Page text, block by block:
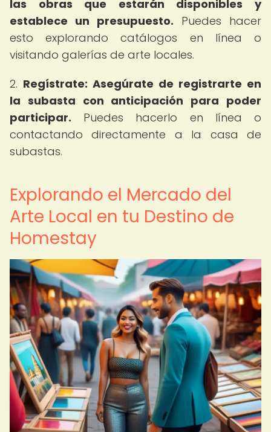
las obras que estarán disponibles y
establece un presupuesto. Puedes hacer
esto explorando catálogos en línea o
visitando galerías de arte locales.
2. Regístrate: Asegúrate de registrarte en
la subasta con anticipación para poder
participar. Puedes hacerlo en línea o
contactando directamente a la casa de
subastas.
Explorando el Mercado del
Arte Local en tu Destino de
Homestay